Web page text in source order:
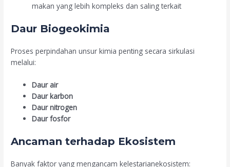
makan yang lebih kompleks dan saling terkait
Daur Biogeokimia
Proses perpindahan unsur kimia penting secara sirkulasi
melalui:
Daur air
Daur karbon
Daur nitrogen
Daur fosfor
Ancaman terhadap Ekosistem
Banyak faktor yang mengancam kelestarianekosistem: